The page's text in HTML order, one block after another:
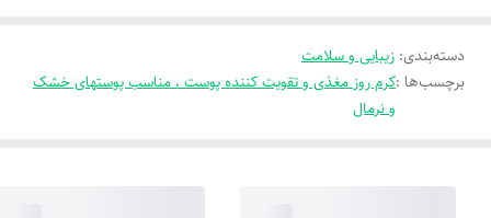
دسته‌بندی: زیبایی و سلامت
برچسب‌ها :کرم روز مغذی و تقویت کننده پوست ، مناسب پوستهای خشک
و نرمال